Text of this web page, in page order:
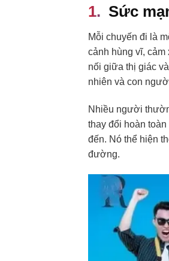
Sức
Mỗi chuyến đi là
cảnh hùng vĩ,
nối giữa thị giác
nhiên và con
Nhiều người
thay đổi hoàn
đến. Nó thể hiện
đường.